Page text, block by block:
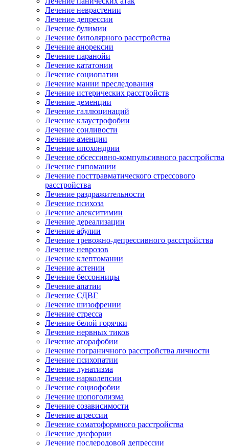
Лечение неврастении
Лечение депрессии
Лечение булимии
Лечение биполярного расстройства
Лечение анорексии
Лечение паранойи
Лечение кататонии
Лечение социопатии
Лечение мании преследования
Лечение истерических расстройств
Лечение деменции
Лечение галлюцинаций
Лечение клаустрофобии
Лечение сонливости
Лечение аменции
Лечение ипохондрии
Лечение обсессивно-компульсивного расстройства
Лечение гипомании
Лечение посттравматического стрессового
расстройства
Лечение раздражительности
Лечение психоза
Лечение алекситимии
Лечение дереализации
Лечение абулии
Лечение тревожно-депрессивного расстройства
Лечение неврозов
Лечение клептомании
Лечение астении
Лечение бессонницы
Лечение апатии
Лечение СДВГ
Лечение шизофрении
Лечение стресса
Лечение белой горячки
Лечение нервных тиков
Лечение агорафобии
Лечение пограничного расстройства личности
Лечение психопатии
Лечение лунатизма
Лечение нарколепсии
Лечение социофобии
Лечение шопоголизма
Лечение созависимости
Лечение агрессии
Лечение соматоформного расстройства
Лечение дисфории
Лечение послеродовой депрессии